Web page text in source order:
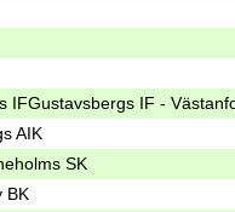
Gustavsbergs IF -
AIK
SK
BK